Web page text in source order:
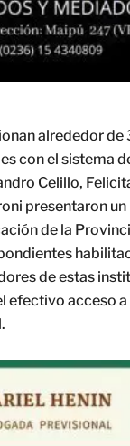
alrededor de
con el sistema
Celillo,
presentaron
de la
de estas
efectivo acceso